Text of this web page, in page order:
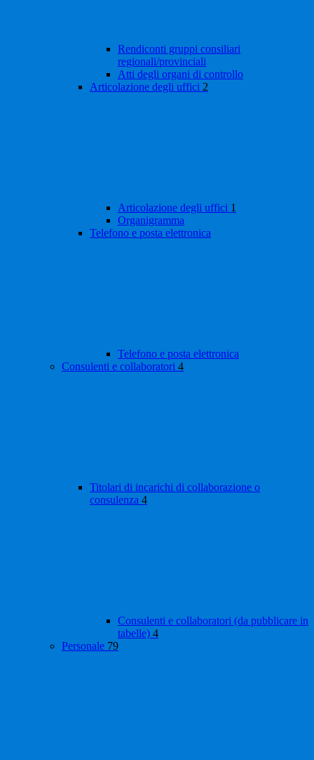
Rendiconti gruppi consiliari
regionali/provinciali
Atti degli organi di controllo
Articolazione degli uffici 2
Articolazione degli uffici 1
Organigramma
Telefono e posta elettronica
Telefono e posta elettronica
Consulenti e collaboratori 4
Titolari di incarichi di collaborazione o
consulenza 4
Consulenti e collaboratori (da pubblicare in
tabelle) 4
Personale 79